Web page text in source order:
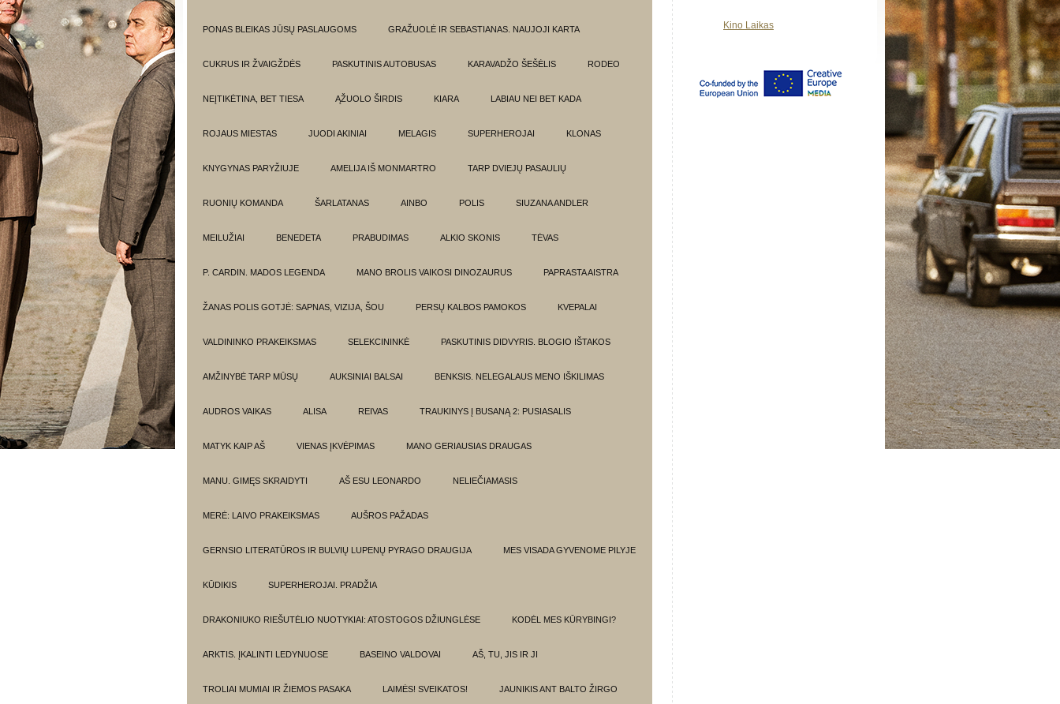
PONAS BLEIKAS JŪSŲ PASLAUGOMS GRAŽUOLĖ IR SEBASTIANAS. NAUJOJI KARTA
CUKRUS IR ŽVAIGŽDĖS PASKUTINIS AUTOBUSAS KARAVADŽO ŠEŠĖLIS RODEO
NEĮTIKĖTINA, BET TIESA ĄŽUOLO ŠIRDIS KIARA LABIAU NEI BET KADA
ROJAUS MIESTAS JUODI AKINIAI MELAGIS SUPERHEROJAI KLONAS
KNYGYNAS PARYŽIUJE AMELIJA IŠ MONMARTRO TARP DVIEJŲ PASAULIŲ
RUONIŲ KOMANDA ŠARLATANAS AINBO POLIS SIUZANA ANDLER
MEILUŽIAI BENEDETA PRABUDIMAS ALKIO SKONIS TĖVAS
P. CARDIN. MADOS LEGENDA MANO BROLIS VAIKOSI DINOZAURUS PAPRASTA AISTRA
ŽANAS POLIS GOTJĖ: SAPNAS, VIZIJA, ŠOU PERSŲ KALBOS PAMOKOS KVEPALAI
VALDININKO PRAKEIKSMAS SELEKCININKĖ PASKUTINIS DIDVYRIS. BLOGIO IŠTAKOS
AMŽINYBĖ TARP MŪSŲ AUKSINIAI BALSAI BENKSIS. NELEGALAUS MENO IŠKILIMAS
AUDROS VAIKAS ALISA REIVAS TRAUKINYS Į BUSANĄ 2: PUSIASALIS
MATYK KAIP AŠ VIENAS ĮKVĖPIMAS MANO GERIAUSIAS DRAUGAS
MANU. GIMĘS SKRAIDYTI AŠ ESU LEONARDO NELIEČIAMASIS
MERĖ: LAIVO PRAKEIKSMAS AUŠROS PAŽADAS
GERNSIO LITERATŪROS IR BULVIŲ LUPENŲ PYRAGO DRAUGIJA MES VISADA GYVENOME PILYJE
KŪDIKIS SUPERHEROJAI. PRADŽIA
DRAKONIUKO RIEŠUTĖLIO NUOTYKIAI: ATOSTOGOS DŽIUNGLĖSE KODĖL MES KŪRYBINGI?
ARKTIS. ĮKALINTI LEDYNUOSE BASEINO VALDOVAI AŠ, TU, JIS IR JI
TROLIAI MUMIAI IR ŽIEMOS PASAKA LAIMĖS! SVEIKATOS! JAUNIKIS ANT BALTO ŽIRGO
Kino Laikas